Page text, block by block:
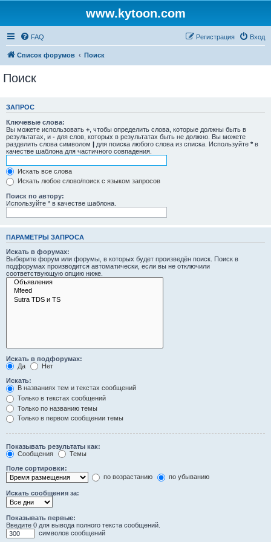
www.kytoon.com
FAQ Вход
Регистрация
Список форумов Поиск
Поиск
ЗАПРОС
Ключевые слова:
Вы можете использовать + , чтобы определить слова, которые должны быть в
результатах, и - для слов, которых в результатах быть не должно. Вы можете
разделить слова символом | для поиска любого слова из списка. Используйте * в
качестве шаблона для частичного совпадения.
Искать все слова
Искать любое слово/поиск с языком запросов
Поиск по автору:
Используйте * в качестве шаблона.
ПАРАМЕТРЫ ЗАПРОСА
Искать в форумах:
Выберите форум или форумы, в которых будет произведён поиск. Поиск в
подфорумах производится автоматически, если вы не отключили
соответствующую опцию ниже.
Искать в подфорумах:
Да
Нет
Искать:
В названиях тем и текстах сообщений
Только в текстах сообщений
Только по названию темы
Только в первом сообщении темы
Показывать результаты как:
Сообщения
Темы
Поле сортировки:
по возрастанию
по убыванию
Искать сообщения за:
Показывать первые:
Введите 0 для вывода полного текста сообщений.
символов сообщений